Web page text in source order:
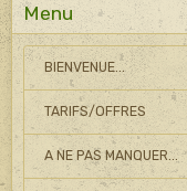
Menu
BIENVENUE...
TARIFS/OFFRES
A NE PAS MANQUER...